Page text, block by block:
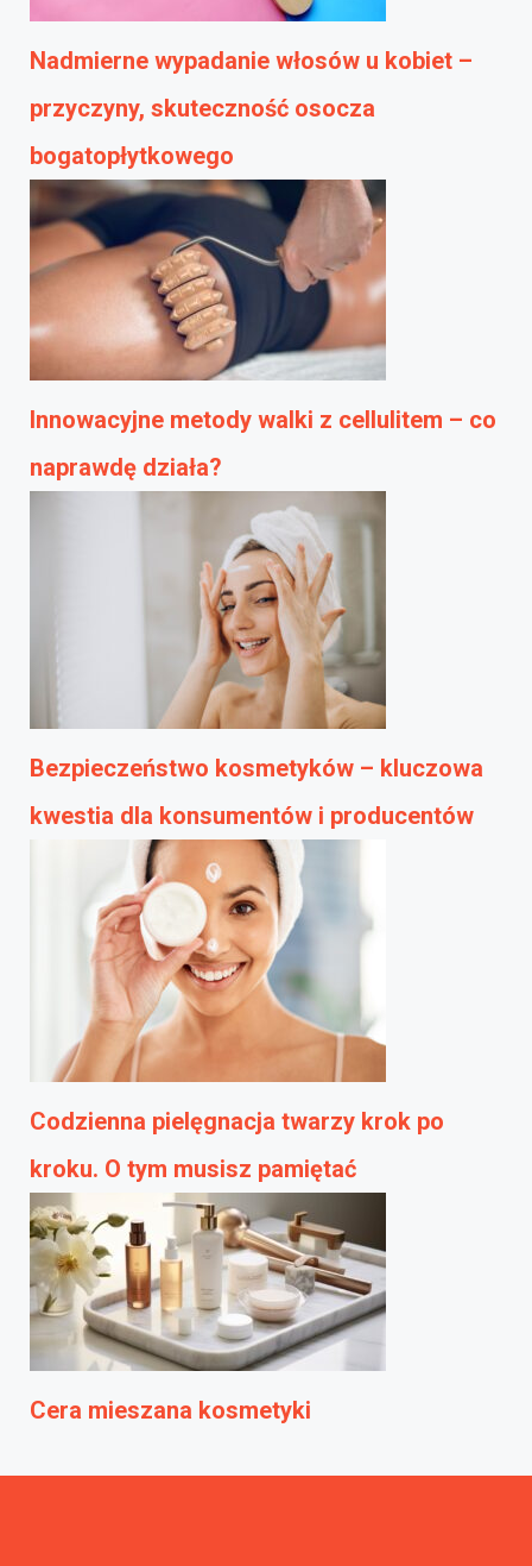
Nadmierne wypadanie włosów u kobiet –
przyczyny, skuteczność osocza
bogatopłytkowego
Innowacyjne metody walki z cellulitem – co
naprawdę działa?
Bezpieczeństwo kosmetyków – kluczowa
kwestia dla konsumentów i producentów
Codzienna pielęgnacja twarzy krok po
kroku. O tym musisz pamiętać
Cera mieszana kosmetyki